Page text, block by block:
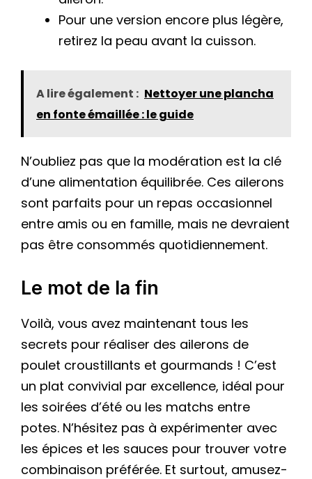
Pour une version encore plus légère,
retirez la peau avant la cuisson.
A lire également : Nettoyer une plancha
en fonte émaillée : le guide
N’oubliez pas que la modération est la clé
d’une alimentation équilibrée. Ces ailerons
sont parfaits pour un repas occasionnel
entre amis ou en famille, mais ne devraient
pas être consommés quotidiennement.
Le mot de la fin
Voilà, vous avez maintenant tous les
secrets pour réaliser des ailerons de
poulet croustillants et gourmands ! C’est
un plat convivial par excellence, idéal pour
les soirées d’été ou les matchs entre
potes. N’hésitez pas à expérimenter avec
les épices et les sauces pour trouver votre
combinaison préférée. Et surtout, amusez-